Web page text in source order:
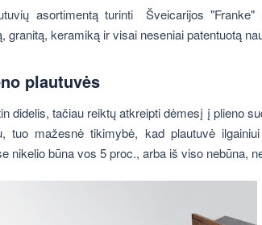
asortimentą turinti Šveicarijos "Franke"
granitą, keramiką ir visai neseniai patentuotą
plautuvės
didelis, tačiau reiktų atkreipti dėmesį į plieno
tuo mažesnė tikimybė, kad plautuvė
nikelio būna vos 5 proc., arba iš viso nebūna,